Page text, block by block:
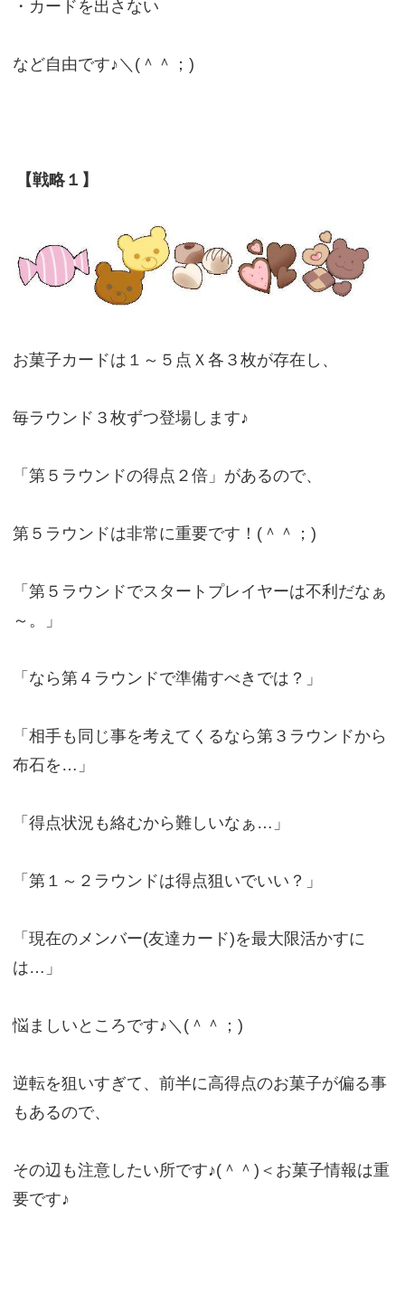
・カードを出さない
など自由です♪＼(＾＾；)
【戦略１】
お菓子カードは１～５点Ｘ各３枚が存在し、
毎ラウンド３枚ずつ登場します♪
「第５ラウンドの得点２倍」があるので、
第５ラウンドは非常に重要です！(＾＾；)
「第５ラウンドでスタートプレイヤーは不利だなぁ
～。」
「なら第４ラウンドで準備すべきでは？」
「相手も同じ事を考えてくるなら第３ラウンドから
布石を…」
「得点状況も絡むから難しいなぁ…」
「第１～２ラウンドは得点狙いでいい？」
「現在のメンバー(友達カード)を最大限活かすに
は…」
悩ましいところです♪＼(＾＾；)
逆転を狙いすぎて、前半に高得点のお菓子が偏る事
もあるので、
その辺も注意したい所です♪(＾＾)＜お菓子情報は重
要です♪